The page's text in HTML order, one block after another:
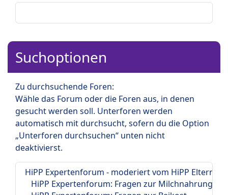
Suchoptionen
Zu durchsuchende Foren:
Wähle das Forum oder die Foren aus, in denen
gesucht werden soll. Unterforen werden
automatisch mit durchsucht, sofern du die Option
„Unterforen durchsuchen“ unten nicht
deaktivierst.